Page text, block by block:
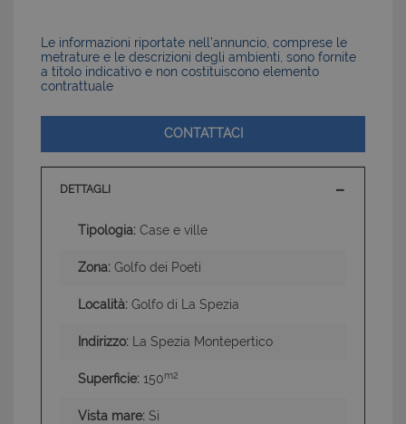
Le informazioni riportate nell’annuncio, comprese le
metrature e le descrizioni degli ambienti, sono fornite
a titolo indicativo e non costituiscono elemento
contrattuale
CONTATTACI
DETTAGLI
Tipologia: Case e ville
Zona: Golfo dei Poeti
Località: Golfo di La Spezia
Indirizzo: La Spezia Montepertico
Superficie: 150m2
Vista mare: Si